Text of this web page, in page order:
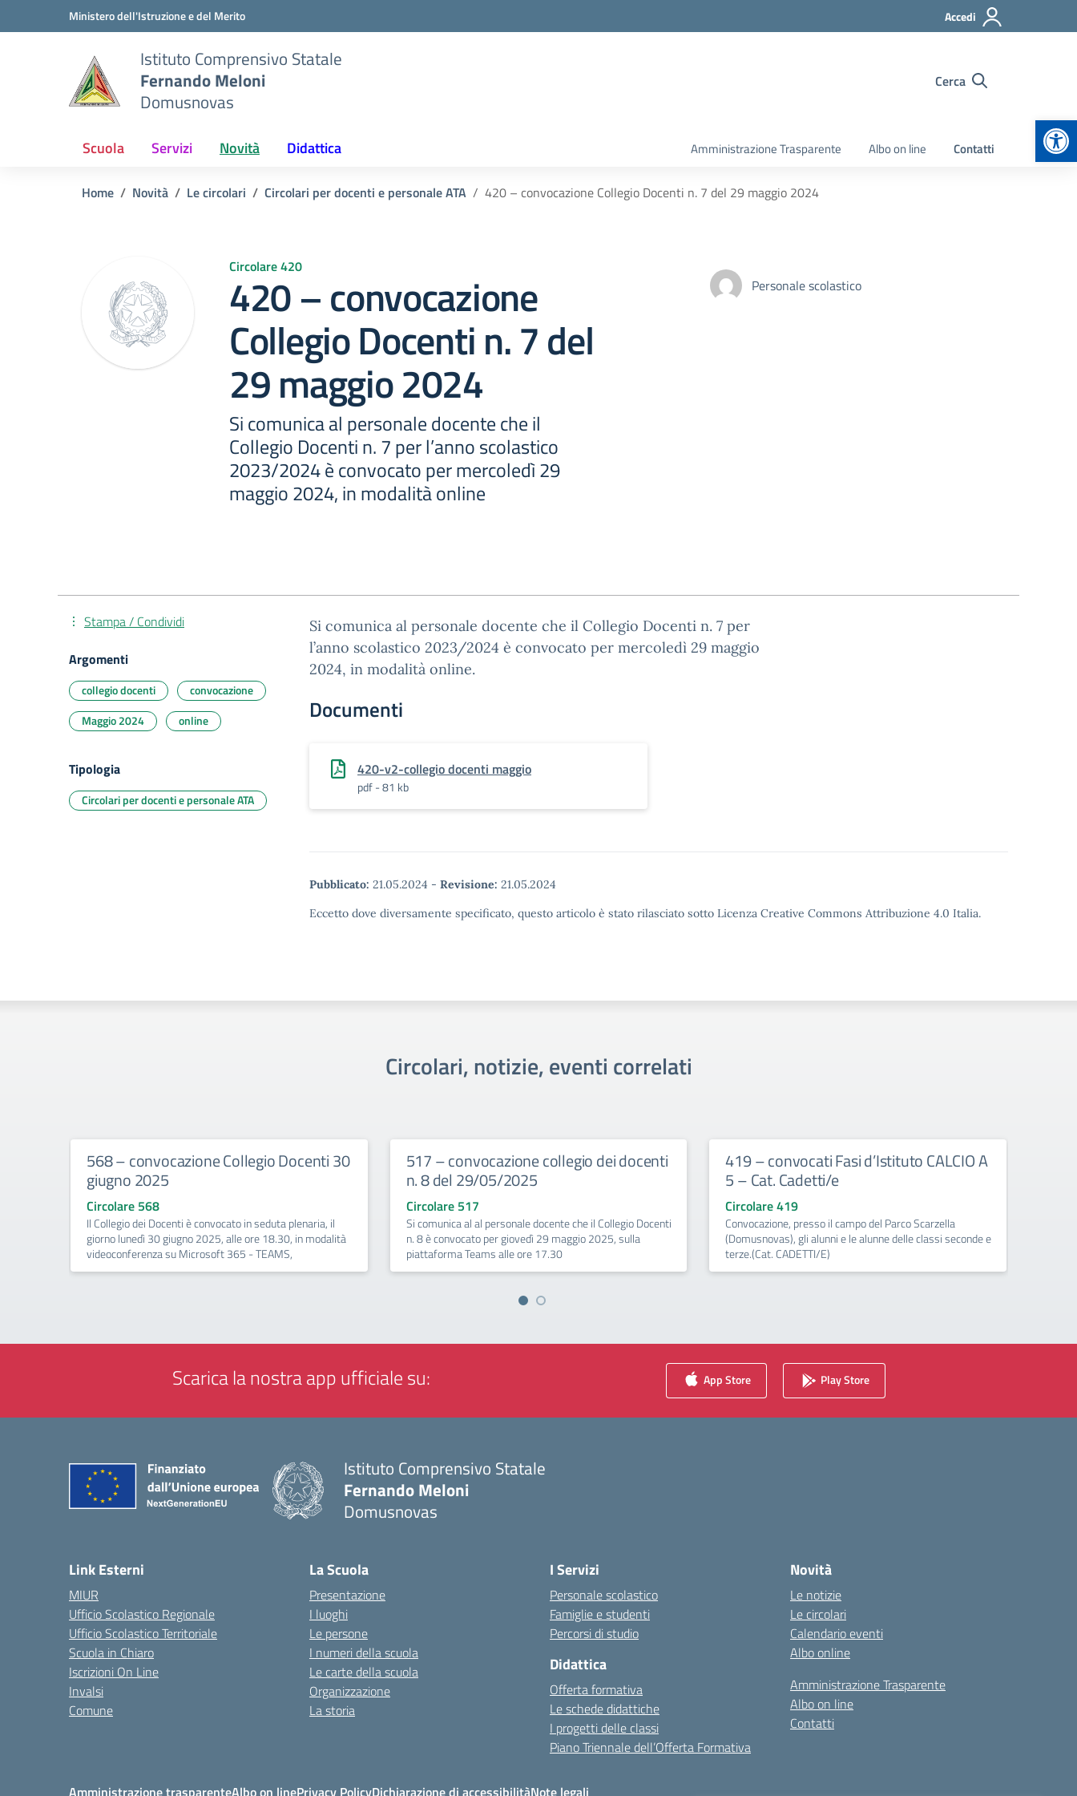
Vai ai contenuti
Vai al menu di navigazioneMinistero dell'Istruzione e del Merito Accedi
Istituto Comprensivo Statale
Fernando Meloni
Domusnovas
Cerca
Scuola Servizi Novità Didattica Amministrazione Trasparente Albo on line Contatti
Home Novità Le circolari Circolari per docenti e personale ATA 420 – convocazione Collegio Docenti n. 7 del 29 maggio 2024
Circolare 420
420 – convocazione
Collegio Docenti n. 7 del
29 maggio 2024
Si comunica al personale docente che il
Collegio Docenti n. 7 per l’anno scolastico
2023/2024 è convocato per mercoledì 29
maggio 2024, in modalità online
Personale scolastico
Si comunica al personale docente che il Collegio Docenti n. 7 per
l’anno scolastico 2023/2024 è convocato per mercoledì 29 maggio
2024, in modalità online.
Documenti
420-v2-collegio docenti maggio
pdf - 81 kb
Pubblicato: 21.05.2024 - Revisione: 21.05.2024
Eccetto dove diversamente specificato, questo articolo è stato rilasciato sotto Licenza Creative Commons Attribuzione 4.0 Italia.
Stampa / Condividi
Argomenti
collegio docenti
convocazione
Maggio 2024
online
Tipologia
Circolari per docenti e personale ATA
Circolari, notizie, eventi correlati
568 – convocazione Collegio Docenti 30
giugno 2025
Circolare 568
Il Collegio dei Docenti è convocato in seduta plenaria, il
giorno lunedì 30 giugno 2025, alle ore 18.30, in modalità
videoconferenza su Microsoft 365 - TEAMS,
517 – convocazione collegio dei docenti
n. 8 del 29/05/2025
Circolare 517
Si comunica al al personale docente che il Collegio Docenti
n. 8 è convocato per giovedì 29 maggio 2025, sulla
piattaforma Teams alle ore 17.30
419 – convocati Fasi d’Istituto CALCIO A
5 – Cat. Cadetti/e
Circolare 419
Convocazione, presso il campo del Parco Scarzella
(Domusnovas), gli alunni e le alunne delle classi seconde e
terze.(Cat. CADETTI/E)
Scarica la nostra app ufficiale su: App Store Play Store
Istituto Comprensivo Statale
Fernando Meloni
Domusnovas
Link Esterni
MIUR
Ufficio Scolastico Regionale
Ufficio Scolastico Territoriale
Scuola in Chiaro
Iscrizioni On Line
Invalsi
Comune
La Scuola
Presentazione
I luoghi
Le persone
I numeri della scuola
Le carte della scuola
Organizzazione
La storia
I Servizi
Personale scolastico
Famiglie e studenti
Percorsi di studio
Didattica
Offerta formativa
Le schede didattiche
I progetti delle classi
Piano Triennale dell’Offerta Formativa
Novità
Le notizie
Le circolari
Calendario eventi
Albo online
Amministrazione Trasparente
Albo on line
Contatti
Amministrazione trasparenteAlbo on linePrivacy PolicyDichiarazione di accessibilitàNote legali